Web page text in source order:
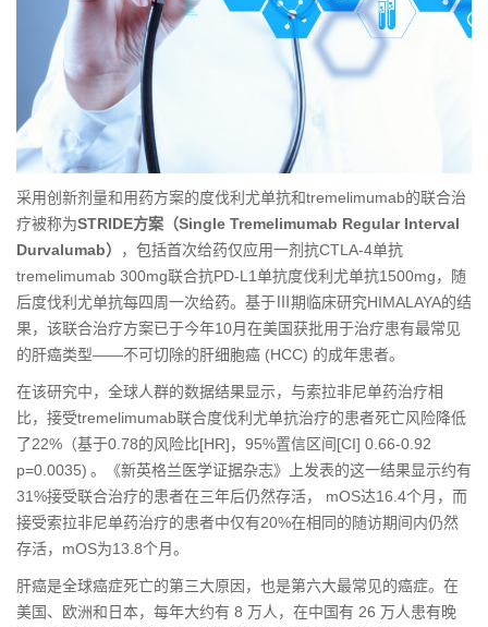
采用创新剂量和用药方案的度伐利尤单抗和tremelimumab的联合治
疗被称为STRIDE方案（Single Tremelimumab Regular Interval
Durvalumab）
，包括首次给药仅应用一剂抗CTLA-4单抗
tremelimumab 300mg联合抗PD-L1单抗度伐利尤单抗1500mg，随
后度伐利尤单抗每四周一次给药。基于Ⅲ期临床研究HIMALAYA的结
果，该联合治疗方案已于今年10月在美国获批用于治疗患有最常见
的肝癌类型——不可切除的肝细胞癌 (HCC) 的成年患者。
在该研究中，全球人群的数据结果显示，与索拉非尼单药治疗相
比，接受tremelimumab联合度伐利尤单抗治疗的患者死亡风险降低
了22%（基于0.78的风险比[HR]，95%置信区间[CI] 0.66-0.92
p=0.0035) 。《新英格兰医学证据杂志》上发表的这一结果显示约有
31%接受联合治疗的患者在三年后仍然存活， mOS达16.4个月，而
接受索拉非尼单药治疗的患者中仅有20%在相同的随访期间内仍然
存活，mOS为13.8个月。
肝癌是全球癌症死亡的第三大原因，也是第六大最常见的癌症。在
美国、欧洲和日本，每年大约有 8 万人，在中国有 26 万人患有晚